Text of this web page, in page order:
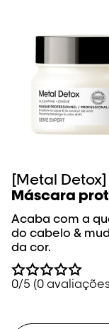
[Metal Detox]
Máscara
Acaba com a
do cabelo &
da cor.
0/5 (0